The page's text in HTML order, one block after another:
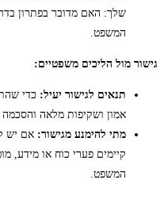
שלך: האם מדובר בפתרון
המשפט.
גישור מול הליכים משפטיים:
תנאים לגישור יעיל: כדי
אמון ושקיפות מלאה והסכמה
מתי להימנע מגישור: אם יש
קיימים פערי כוח או מידע,
המשפט.